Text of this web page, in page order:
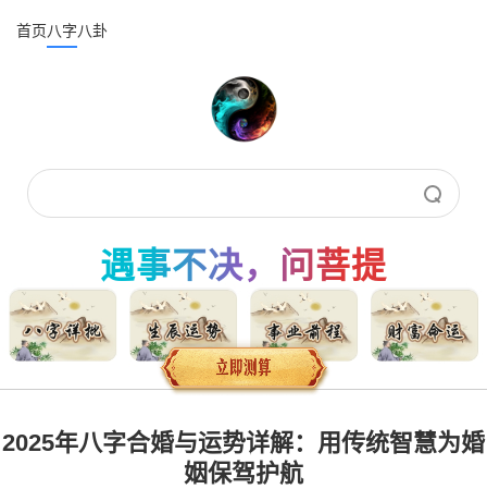
首页八字八卦
遇事不决，问菩提
2025年八字合婚与运势详解：用传统智慧为婚
姻保驾护航